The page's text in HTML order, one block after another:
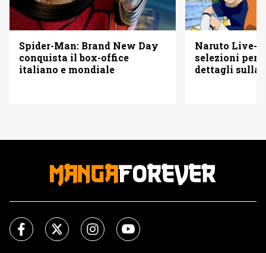
Spider-Man: Brand New Day
conquista il box-office
italiano e mondiale
Naruto Live-
selezioni per
dettagli sulla